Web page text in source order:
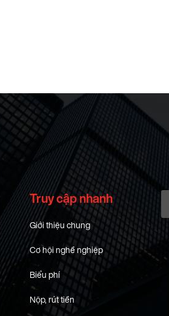
Truy cập nhanh
Giới thiệu chung
Cơ hội nghề nghiệp
Biểu phí
Nộp, rút tiền